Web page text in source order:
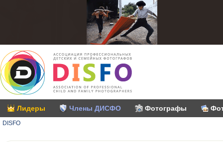
Лидеры Члены ДИСФО Фотографы
DISFO